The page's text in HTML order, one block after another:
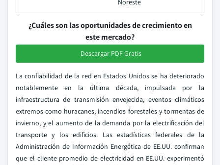
Noreste
¿Cuáles son las oportunidades de crecimiento en
este mercado?
Descargar PDF Gratis
La confiabilidad de la red en Estados Unidos se ha deteriorado
notablemente en la última década, impulsada por la
infraestructura de transmisión envejecida, eventos climáticos
extremos como huracanes, incendios forestales y tormentas de
invierno, y el aumento de la demanda por la electrificación del
transporte y los edificios. Las estadísticas federales de la
Administración de Información Energética de EE.UU. confirman
que el cliente promedio de electricidad en EE.UU. experimentó